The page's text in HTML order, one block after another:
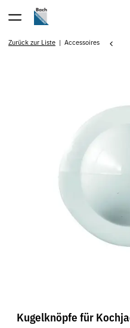
Zurück zur Liste Accessoires
Kugelknöpfe für